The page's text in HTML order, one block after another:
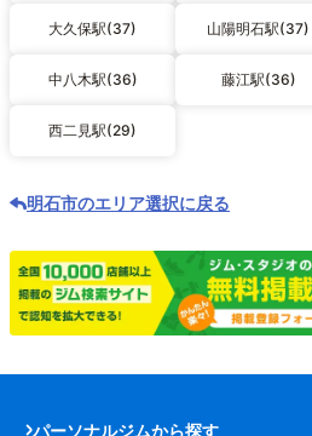
大久保駅(37) 山陽明石駅(37)
中八木駅(36) 藤江駅(36)
西二見駅(29)
明石市のエリア選択に戻る
パーソナルジムから探す